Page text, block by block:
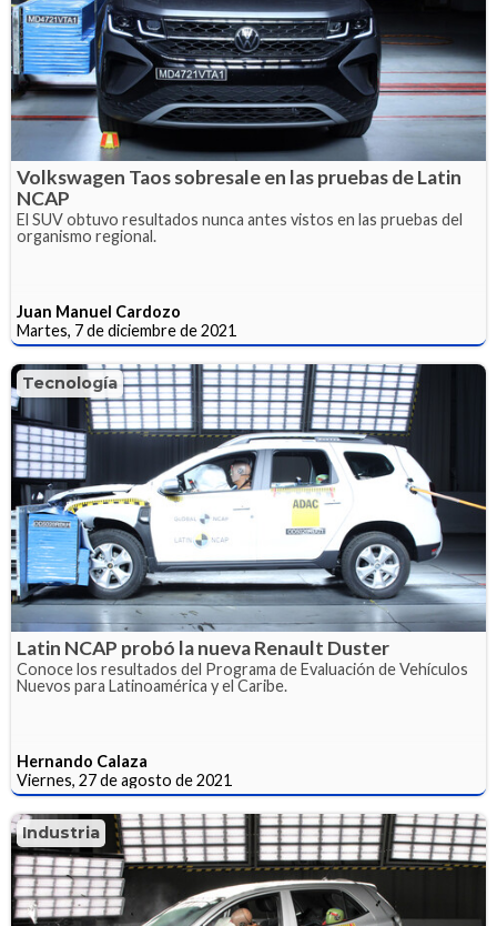
Volkswagen Taos sobresale en las pruebas de Latin
NCAP
El SUV obtuvo resultados nunca antes vistos en las pruebas del
organismo regional.
Juan Manuel Cardozo
Martes, 7 de diciembre de 2021
Tecnología
Latin NCAP probó la nueva Renault Duster
Conoce los resultados del Programa de Evaluación de Vehículos
Nuevos para Latinoamérica y el Caribe.
Hernando Calaza
Viernes, 27 de agosto de 2021
Industria